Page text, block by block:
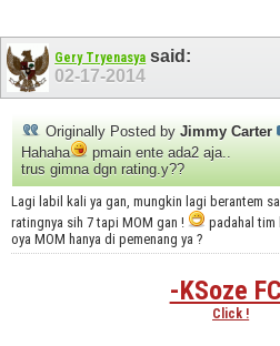
Gery Tryenasya said:
02-17-2014
Originally Posted by Jimmy Carter
Hahaha
pmain ente ada2 aja..
trus gimna dgn rating.y??
Lagi labil kali ya gan, mungkin lagi berantem
ratingnya sih 7 tapi MOM gan !
padahal tim
oya MOM hanya di pemenang ya ?
-KSoze
Click !